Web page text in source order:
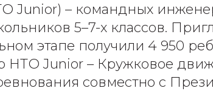
Junior) – командных
5–7-х классов.
этапе получили 4 950
НТО Junior – Кружковое
совместно с